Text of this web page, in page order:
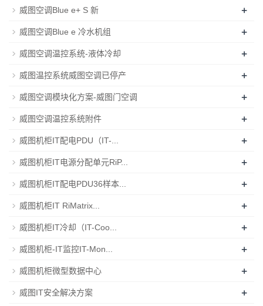
威图空调Blue e+ S 新 +
威图空调Blue e 冷水机组 +
威图空调温控系统-液体冷却 +
威图温控系统威图空调已停产 +
威图空调模块化方案-威图门空调 +
威图空调温控系统附件 +
威图机柜IT配电PDU（IT-... +
威图机柜IT电源分配单元RiP... +
威图机柜IT配电PDU36样本... +
威图机柜IT RiMatrix... +
威图机柜IT冷却（IT-Coo... +
威图机柜-IT监控IT-Mon... +
威图机柜微型数据中心 +
威图IT安全解决方案 +